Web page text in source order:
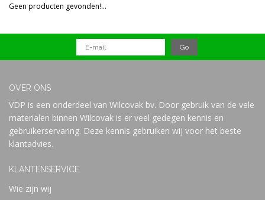
Prijs
Geen producten gevonden!...
OVER ONS
VDP is een onderdeel van Wilcovak bv. Door gebruik van de vele
materialen binnen Wilcovak is er veel gedegen kennis en
gebruikerservaring. Deze kennis gebruiken wij voor het beste
klantadvies.
KLANTENSERVICE
Wie zijn wij